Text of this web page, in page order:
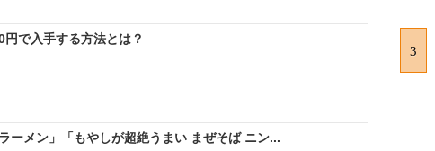
で入手する方法とは？
メン」「もやしが超絶うまい まぜそば ニン...
3